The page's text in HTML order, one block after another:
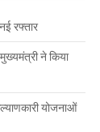
रफ्तार
ने किया
योजनाओं